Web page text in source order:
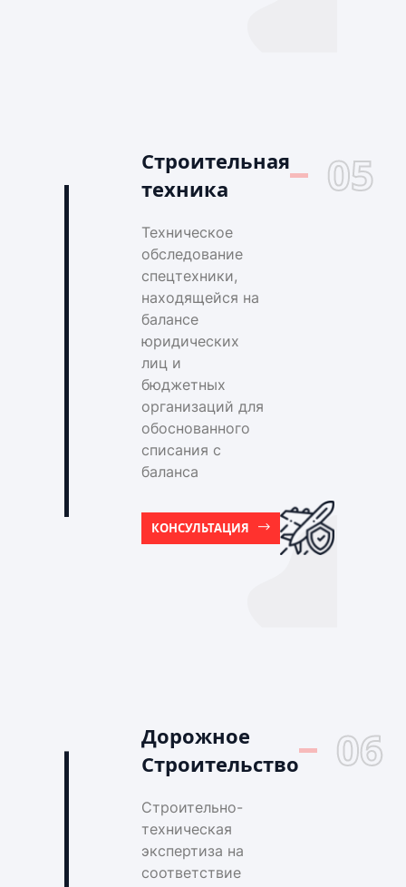
Строительная
техника
05
Техническое
обследование
спецтехники,
находящейся на
балансе
юридических
лиц и
бюджетных
организаций для
обоснованного
списания с
баланса
КОНСУЛЬТАЦИЯ
Дорожное
Строительство
06
Строительно-
техническая
экспертиза на
соответствие